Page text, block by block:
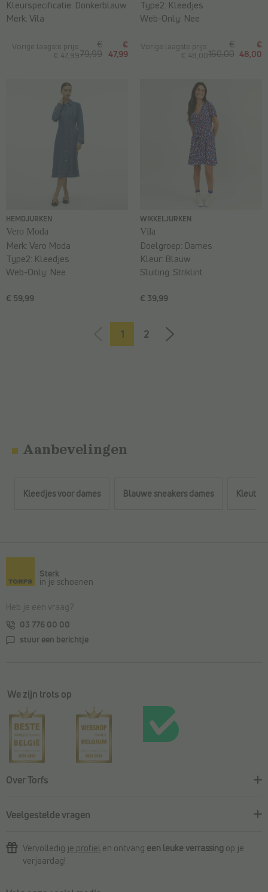
Vorige laagste prijs:
€ 47,99
€
79,99
€
47,99
Kleurspecificatie: Donkerblauw
Merk:Vila
Vorige laagste prijs:
€ 48,00
€
160,00
€
48,00
Type2: Kleedjes
Web-Only: Nee
HEMDJURKEN
Vero Moda
€ 59,99
Merk:Vero Moda
Type2: Kleedjes
Web-Only: Nee
WIKKELJURKEN
Vila
€ 39,99
Doelgroep: Dames
Kleur: Blauw
Sluiting: Striklint
1 2
Aanbevelingen
Kleedjes voor dames Blauwe sneakers dames Kleuter
Sterk
in je schoenen
Heb je een vraag?
03 776 00 00
stuur een berichtje
We zijn trots op
Over Torfs
Veelgestelde vragen
Vervolledig je profiel en ontvang een leuke verrassing op je
verjaardag!